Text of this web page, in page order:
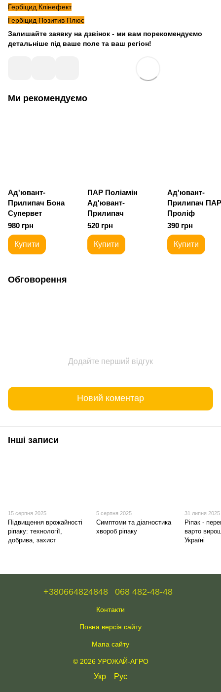
Гербіцид Клінефект
Гербіцид Позитив Плюс
Залишайте заявку на дзвінок - ми вам порекомендуємо
детальніше під ваше поле та ваш регіон!
Ми рекомендуємо
Ад'ювант-
Прилипач Бона
Супервет
980 грн
Купити
ПАР Поліамін
Ад'ювант-
Прилипач
520 грн
Купити
Ад'ювант-
Прилипач ПАР
Проліф
390 грн
Купити
Обговорення
Додайте перший відгук
Новий коментар
Інші записи
15 серпня 2025
Підвищення врожайності
ріпаку: технології,
добрива, захист
5 серпня 2025
Симптоми та діагностика
хвороб ріпаку
31 липня 2025
Ріпак -
варто
Україні
+380664824848 068 482-48-48
Контакти
Повна версія сайту
Мапа сайту
© 2026 УРОЖАЙ-АГРО
Укр Рус